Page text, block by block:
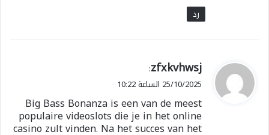
رد
ي
ق
ل
zfxkvhwsj
:
25/10/2025 الساعة 10:22
Big Bass Bonanza is een van de meest
populaire videoslots die je in het online
casino zult vinden. Na het succes van het